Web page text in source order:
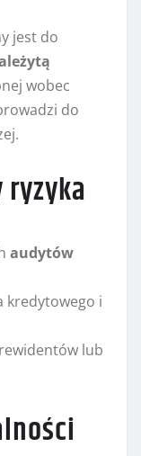
jest do
wobec
do
audytów
kredytowego i
lub